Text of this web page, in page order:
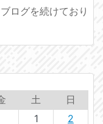
ログを続けており
土
日
1
2